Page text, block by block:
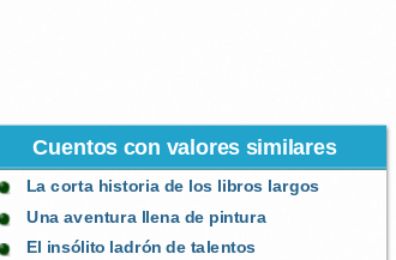
Cuentos con valores similares
La corta historia de los libros largos
Una aventura llena de pintura
El insólito ladrón de talentos